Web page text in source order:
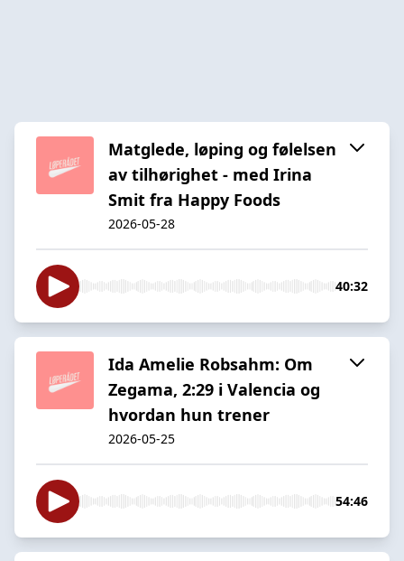
Matglede, løping og følelsen
av tilhørighet - med Irina
Smit fra Happy Foods
2026-05-28
40:32
Ida Amelie Robsahm: Om
Zegama, 2:29 i Valencia og
hvordan hun trener
2026-05-25
54:46